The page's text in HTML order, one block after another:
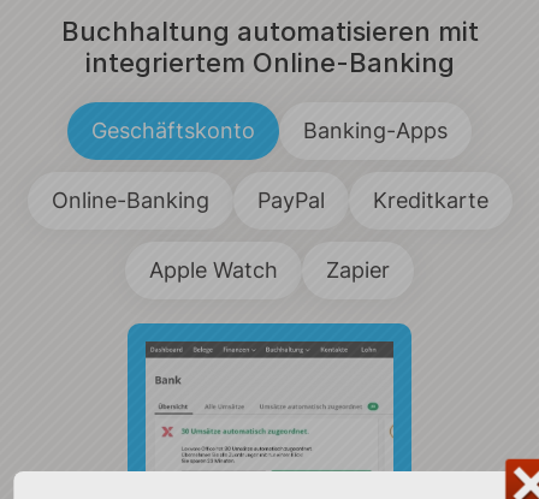
Buchhaltung automatisieren mit
integriertem Online-Banking
Geschäftskonto Banking-Apps
Online-Banking PayPal Kreditkarte
Apple Watch Zapier